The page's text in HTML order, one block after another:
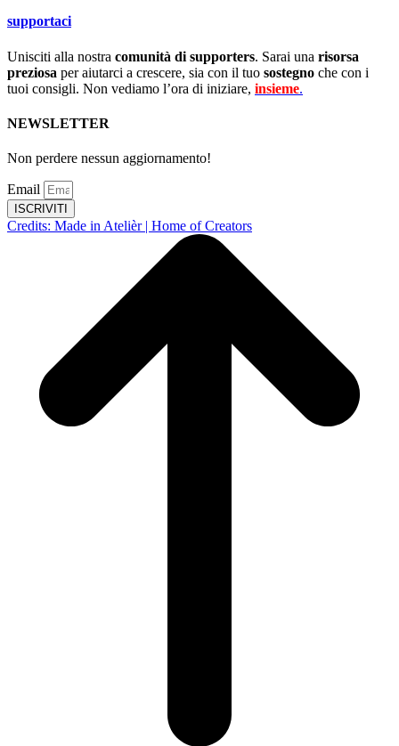
supportaci
Unisciti alla nostra comunità di supporters. Sarai una risorsa
preziosa per aiutarci a crescere, sia con il tuo sostegno che con i
tuoi consigli. Non vediamo l’ora di iniziare, insieme.
NEWSLETTER
Non perdere nessun aggiornamento!
Email
ISCRIVITI
Credits: Made in Atelièr | Home of Creators